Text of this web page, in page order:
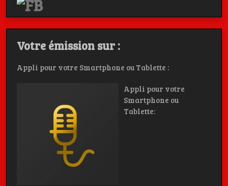
Votre émission sur :
Appli pour votre Smartphone ou Tablette :
Appli pour votre
Smartphone ou
Tablette: